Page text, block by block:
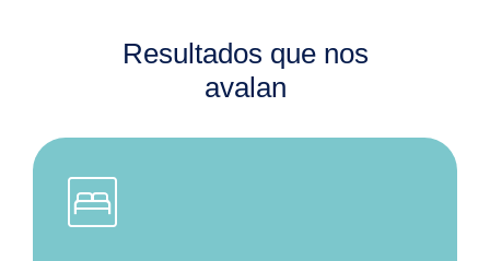
Resultados que nos
avalan
bedroom_parent